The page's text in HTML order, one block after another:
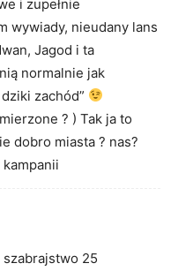
i zupełnie
wywiady, nieudany lans
Jagod i ta
normalnie jak
zachód”
? ) Tak ja to
dobro miasta ? nas?
szabrajstwo 25